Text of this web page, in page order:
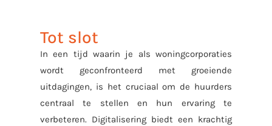
Tot slot
In een tijd waarin je als woningcorporaties
wordt geconfronteerd met groeiende
uitdagingen, is het cruciaal om de huurders
centraal te stellen en hun ervaring te
verbeteren. Digitalisering biedt een krachtig